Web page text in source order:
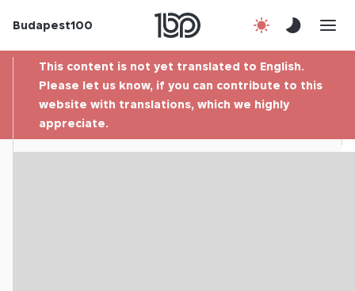
Budapest100
Contact
This content is not yet translated to English.
Please let us know, if you can contribute to this
website with translations, which we highly
appreciate.